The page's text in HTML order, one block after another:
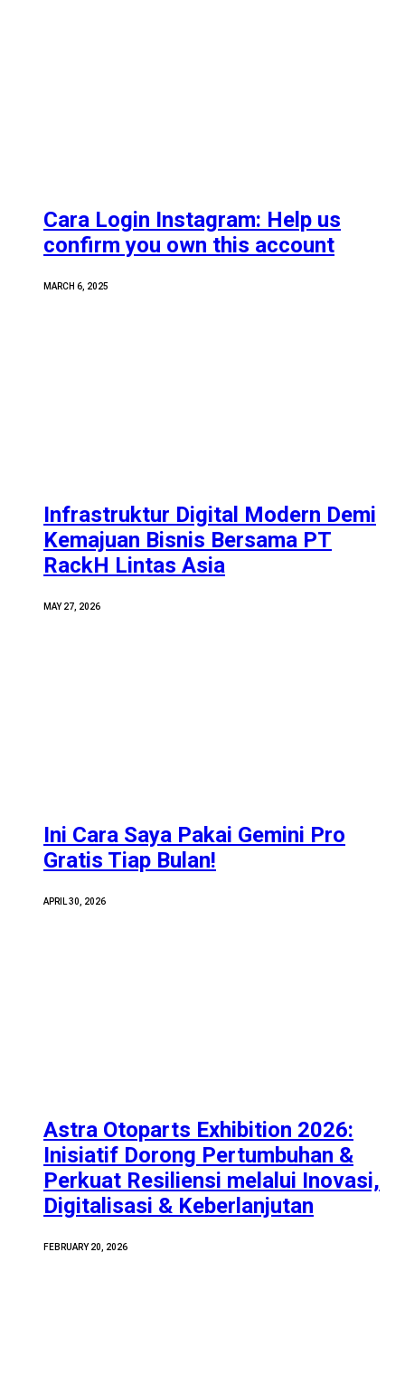
Cara Login Instagram: Help us
confirm you own this account
MARCH 6, 2025
Infrastruktur Digital Modern Demi
Kemajuan Bisnis Bersama PT
RackH Lintas Asia
MAY 27, 2026
Ini Cara Saya Pakai Gemini Pro
Gratis Tiap Bulan!
APRIL 30, 2026
Astra Otoparts Exhibition 2026:
Inisiatif Dorong Pertumbuhan &
Perkuat Resiliensi melalui Inovasi,
Digitalisasi & Keberlanjutan
FEBRUARY 20, 2026